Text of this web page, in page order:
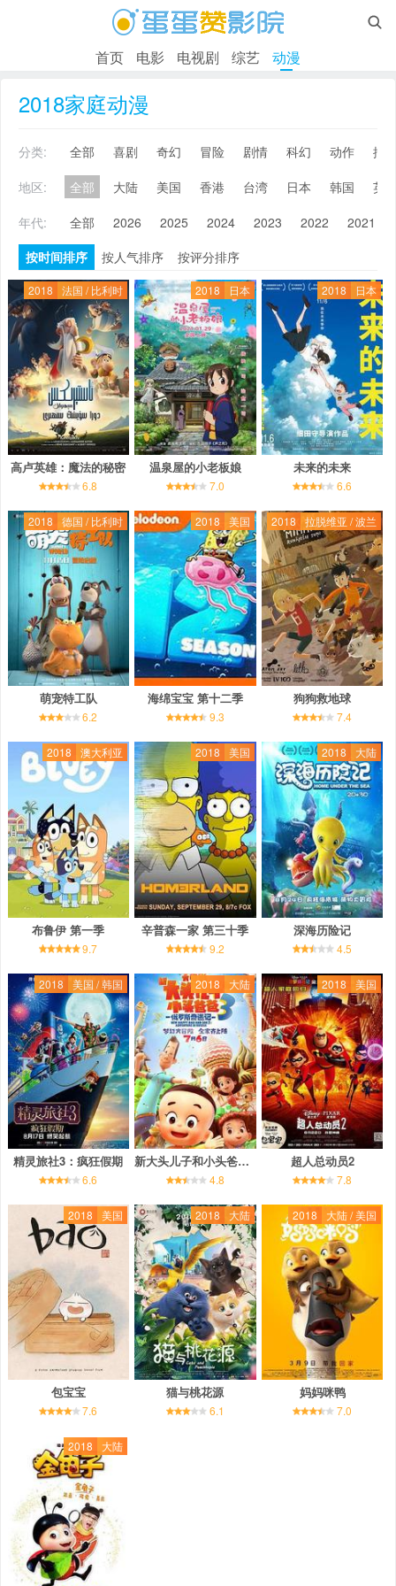

首页 电影 电视剧 综艺 动漫
2018家庭动漫
分类: 全部 喜剧 奇幻 冒险 剧情 科幻 动作
搞
地区:
全部 大陆 美国 香港 台湾 日本 韩国
英
年代:
全部 2026 2025 2024 2023 2022 2021
按时间排序
按人气排序 按评分排序
2018 法国 / 比利时
高卢英雄：魔法的秘密
6.8
2018 日本
温泉屋的小老板娘
7.0
2018 日本
未来的未来
6.6
2018 德国 / 比利时
萌宠特工队
6.2
2018 美国
海绵宝宝 第十二季
9.3
2018 拉脱维亚 / 波兰
狗狗救地球
7.4
2018 澳大利亚
布鲁伊 第一季
9.7
2018 美国
辛普森一家 第三十季
9.2
2018 大陆
深海历险记
4.5
2018 美国 / 韩国
精灵旅社3：疯狂假期
6.6
2018 大陆
新大头儿子和小头爸爸3：俄罗斯奇遇记
4.8
2018 美国
超人总动员2
7.8
2018 美国
包宝宝
7.6
2018 大陆
猫与桃花源
6.1
2018 大陆 / 美国
妈妈咪鸭
7.0
2018 大陆